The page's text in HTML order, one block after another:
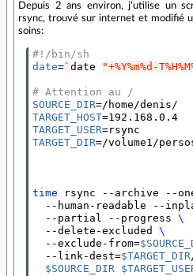
Depuis 2 ans environ, j'utilise un
rsync, trouvé sur internet et modifié
soins:
#!/bin/sh
date=` date "+%Y%m%d-
# Attention au /
SOURCE_DIR=
TARGET_HOST=
TARGET_USER=
TARGET_DIR=/volume1/
time
rsync --archive --
--human-readable --
  --partial --progress
\
  --delete-excluded
\
  --exclude-from
=
  --link-dest
=$TARGET_DIR
$SOURCE_DIR